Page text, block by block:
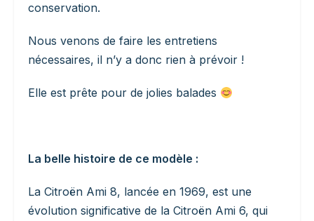
conservation.
Nous venons de faire les entretiens
nécessaires, il n’y a donc rien à prévoir !
Elle est prête pour de jolies balades
La belle histoire de ce modèle :
La Citroën Ami 8, lancée en 1969, est une
évolution significative de la Citroën Ami 6, qui